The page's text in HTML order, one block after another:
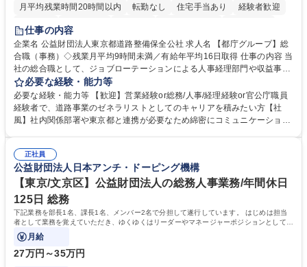
月平均残業時間20時間以内
転勤なし 住宅手当あり
経験者歓迎
研修あり
退職金あり
駅近5分以内
資格取得手当あり 食事補助あり
仕事の内容
企業名 公益財団法人東京都道路整備保全公社 求人名 【都庁グループ】総
合職（事務）◇残業月平均9時間未満／有給年平均16日取得 仕事の内容 当
社の総合職として、ジョブローテーションによる人事経理部門や収益事業
等のフロント部門の部署等幅広い部署での業務をお任せいたします。研修
制度やキャリア支援が充実しております！ ※下記業務詳細 【業務詳細】■
管理部門：広報、人事、経理など当公社の運営に係る管理業務 ■収益部
門：駐車場の新規開拓、管理運営、新宿駅西口広場の「イベントコーナ
道路施設や道路工事現場の見学ツアー事業 ※入社後は上記いずれかの部門
へ配属。※業務内容変更の範囲：会社の定める業務 募集職種 【都庁グル
ープ】総合職（事務）◇残業月平均9時間未満／有給年平均16日取得
必要な経験・能力等
必要な経験・能力等 【歓迎】営業経験or総務/人事/経理経験or官公庁職員
経験者で、道路事業のゼネラリストとしてのキャリアを積みたい方【社
風】社内関係部署や東京都と連携が必要なため綿密にコミュニケーション
部門など多岐に渡る業務を経験できます。 ■様々なプロジェクト：駐車場
事業の他、新宿駅西口広場内に設置された照明を兼ねた広告「ブライトサ
イン」の管理運営を行うなど、事業収益を生み出す活動を積極的に行って
います。 学歴・資格 学歴：大学院 大学 高専 短大 専修学校 高校 語学力：
資格：
正社員
公益財団法人日本アンチ・ドーピング機構
【東京/文京区】公益財団法人の総務人事業務/年間休日
125日 総務
下記業務を部長1名、課長1名、メンバー2名で分担して遂行しています。 はじめは担当
者として業務を覚えていただき、ゆくゆくはリーダーやマネージャーポジションとして活
躍いただくことを期待しています。
月給
27万円～35万円